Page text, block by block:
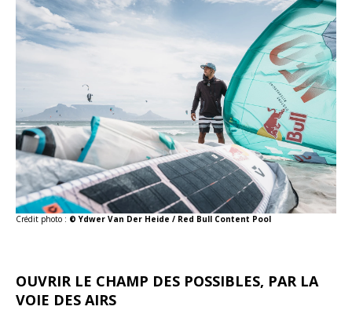
Crédit photo : © Ydwer Van Der Heide / Red Bull Content Pool
OUVRIR LE CHAMP DES POSSIBLES, PAR LA
VOIE DES AIRS